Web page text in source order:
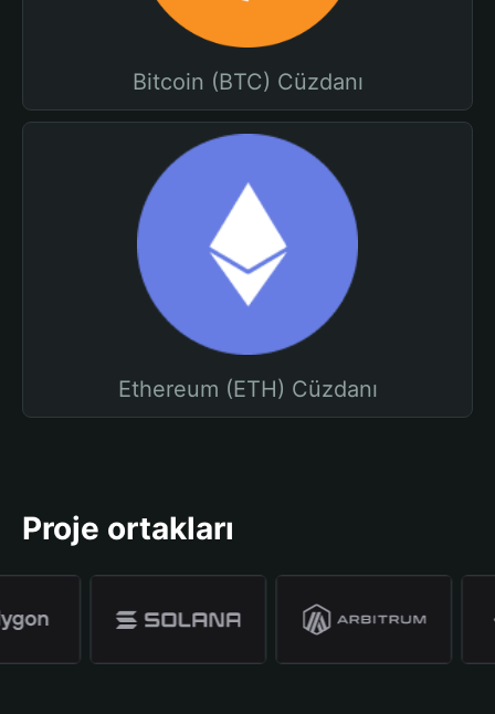
Bitcoin (BTC) Cüzdanı
Ethereum (ETH) Cüzdanı
Proje ortakları